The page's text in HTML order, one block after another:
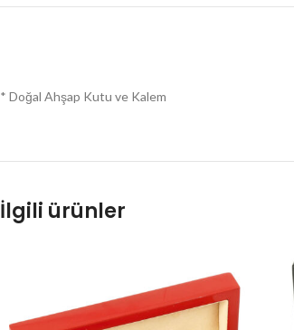
* Doğal Ahşap Kutu ve Kalem
İlgili ürünler